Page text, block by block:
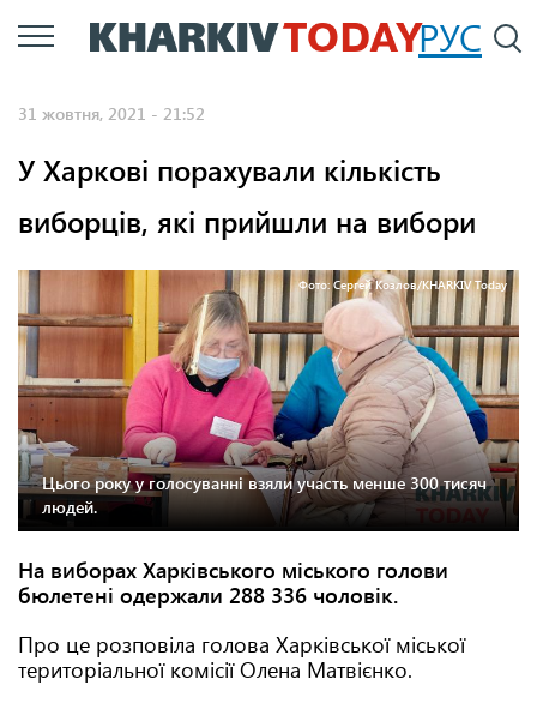
Перейти
до
РУС
31 жовтня, 2021 - 21:52
У Харкові порахували кількість
виборців, які прийшли на вибори
Фото: Сергей Козлов/KHARKIV Today
Цього року у голосуванні взяли участь менше 300 тисяч
людей.
На виборах Харківського міського голови
бюлетені одержали 288 336 чоловік.
Про це розповіла голова Харківської міської
територіальної комісії Олена Матвієнко.